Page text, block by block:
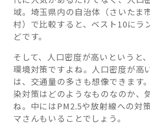
と？”
の
域。埼玉県内の自治体（さいたま
村）で比較すると、ベスト10にラ
どです。
そして、人口密度が高いというと
環境対策ですよね。人口密度が高
は、交通量の多さも想像できます
染対策はどのようなものなのか、
ね。中にはPM2.5や放射線への対
マさんもいることでしょう。